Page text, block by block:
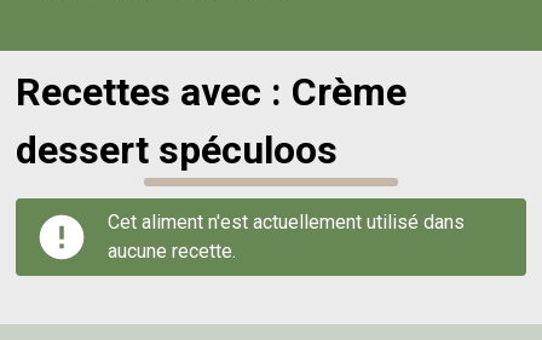
Recettes avec : Crème
dessert spéculoos
Cet aliment n'est actuellement utilisé dans
aucune recette.